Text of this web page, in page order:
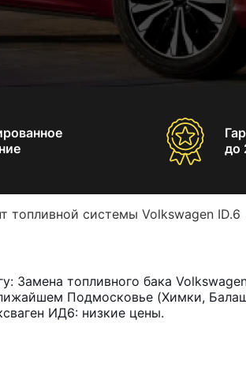
до
топливной системы Volkswagen ID.6
Замена топливного бака
Подмосковье (Химки,
ИД6: низкие цены.